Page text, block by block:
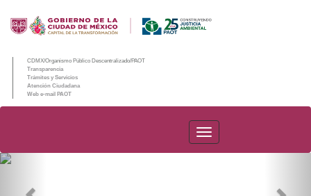
CDMX/Organismo Público Descentralizado/PAOT
Transparencia
Trámites y Servicios
Atención Ciudadana
Web e-mail PAOT
PAOT